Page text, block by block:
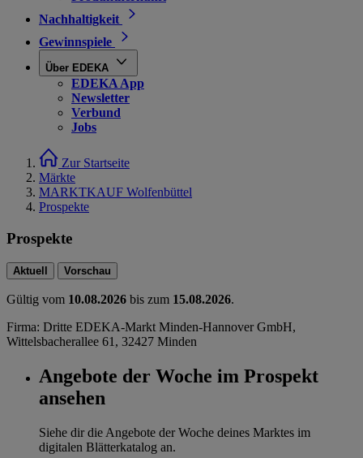
Nachhaltigkeit
Gewinnspiele
Über EDEKA
EDEKA App
Newsletter
Verbund
Jobs
Zur Startseite
Märkte
MARKTKAUF Wolfenbüttel
Prospekte
Prospekte
Aktuell Vorschau
Gültig vom 10.08.2026 bis zum 15.08.2026.
Firma: Dritte EDEKA-Markt Minden-Hannover GmbH,
Wittelsbacherallee 61, 32427 Minden
Angebote der Woche im Prospekt
ansehen
Siehe dir die Angebote der Woche deines Marktes im
digitalen Blätterkatalog an.